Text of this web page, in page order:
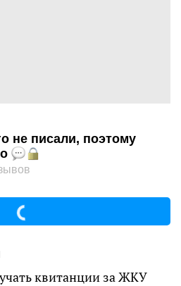
не писали, поэтому
квитанции за ЖКУ